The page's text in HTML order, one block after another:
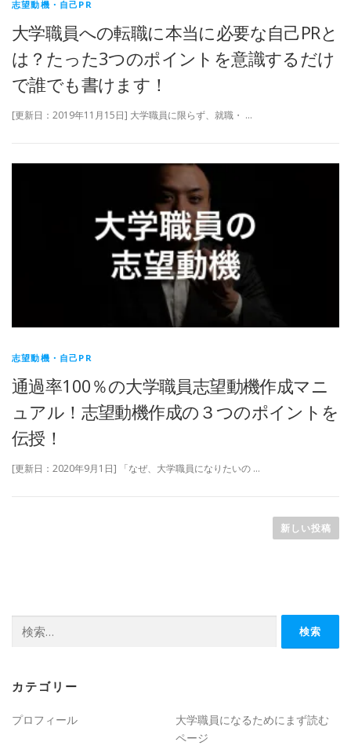
志望動機・自己PR
大学職員への転職に本当に必要な自己PRと
は？たった3つのポイントを意識するだけ
で誰でも書けます！
[更新日：2019年11月15日] 大学職員に限らず、就職・ …
志望動機・自己PR
通過率100％の大学職員志望動機作成マニ
ュアル！志望動機作成の３つのポイントを
伝授！
[更新日：2020年9月1日] 「なぜ、大学職員になりたいの …
シ
新しい投稿
索:
カテゴリー
プロフィール
大学職員になるためにまず読む
ページ